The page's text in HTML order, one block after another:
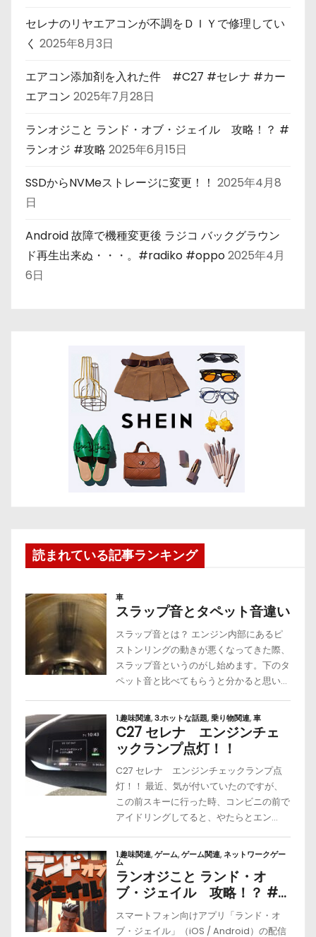
セレナのリヤエアコンが不調をＤＩＹで修理してい
く 2025年8月3日
エアコン添加剤を入れた件 #C27 #セレナ #カー
エアコン 2025年7月28日
ランオジこと ランド・オブ・ジェイル 攻略！？ #
ランオジ #攻略 2025年6月15日
SSDからNVMeストレージに変更！！ 2025年4月8
日
Android 故障で機種変更後 ラジコ バックグラウン
ド再生出来ぬ・・・。#radiko #oppo2025年4月
6日
読まれている記事ランキング